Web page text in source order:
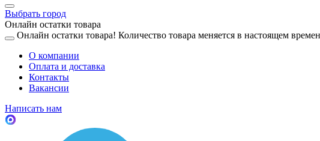
Выбрать город
Онлайн остатки товара
Онлайн остатки товара! Количество товара меняется в настоящем
О компании
Оплата и доставка
Контакты
Вакансии
Написать нам